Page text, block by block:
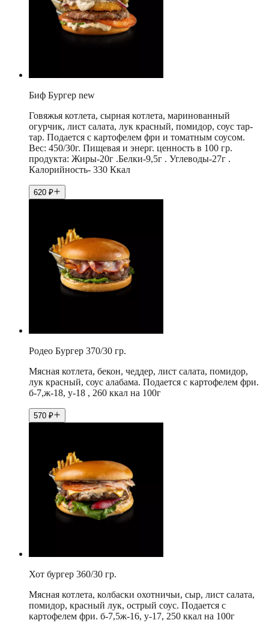
Биф Бургер new
Говяжья котлета, сырная котлета, маринованный
огурчик, лист салата, лук красный, помидор, соус тар-
тар. Подается с картофелем фри и томатным соусом.
Вес: 450/30г. Пищевая и энерг. ценность в 100 гр.
продукта: Жиры-20г .Белки-9,5г . Углеводы-27г .
Калорийность- 330 Ккал
620 ₽
Родео Бургер 370/30 гр.
Мясная котлета, бекон, чеддер, лист салата, помидор,
лук красный, соус алабама. Подается с картофелем фри.
б-7,ж-18, у-18 , 260 ккал на 100г
570 ₽
Хот бургер 360/30 гр.
Мясная котлета, колбаски охотничьи, сыр, лист салата,
помидор, красный лук, острый соус. Подается с
картофелем фри. б-7,5ж-16, у-17, 250 ккал на 100г